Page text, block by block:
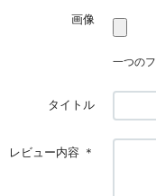
画像
一つの
タイトル
レビュー内容 ＊